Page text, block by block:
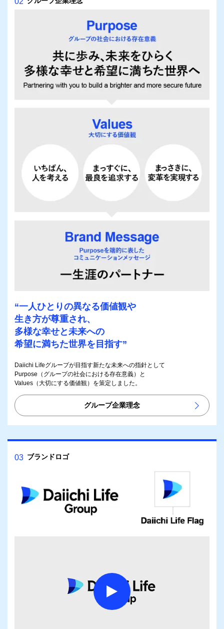
“一人ひとりの異なる価値観や
生き方が尊重され、
多様な幸せと未来への
希望に満ちた世界を目指す”
Daiichi Lifeグループが目指す新たな未来への指針として
Purpose（グループの社会における存在意義）と
Values（大切にする価値観）を策定しました。
グループ企業理念
03 ブランドロゴ